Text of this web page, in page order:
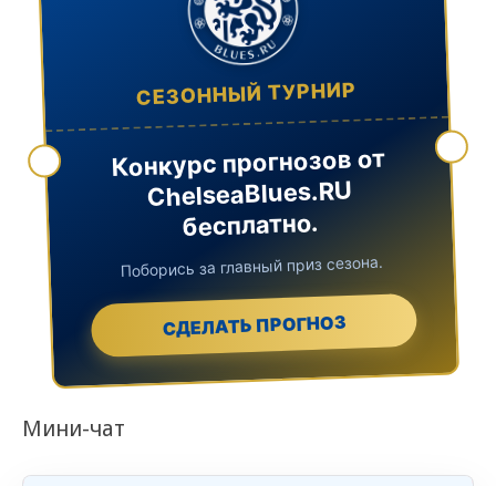
СЕЗОННЫЙ ТУРНИР
Конкурс прогнозов от
ChelseaBlues.RU
бесплатно.
Поборись за главный приз сезона.
СДЕЛАТЬ ПРОГНОЗ
Мини-чат